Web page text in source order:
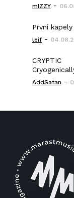
mIZZY -
První
leif -
AddSatan -